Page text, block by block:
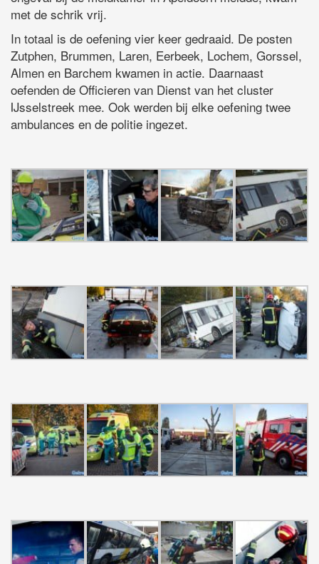
met de schrik vrij.
In totaal is de oefening vier keer gedraaid. De posten
Zutphen, Brummen, Laren, Eerbeek, Lochem, Gorssel,
Almen en Barchem kwamen in actie. Daarnaast
oefenden de Officieren van Dienst van het cluster
IJsselstreek mee. Ook werden bij elke oefening twee
ambulances en de politie ingezet.